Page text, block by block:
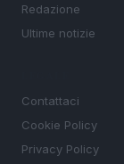
Redazione
Ultime notizie
Contattaci
Cookie Policy
Privacy Policy